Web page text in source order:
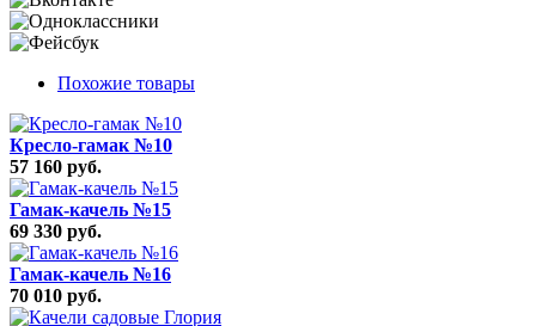
Похожие товары
Кресло-гамак №10
57 160 руб.
Гамак-качель №15
69 330 руб.
Гамак-качель №16
70 010 руб.